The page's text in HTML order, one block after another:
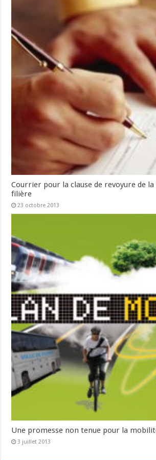
Courrier pour la clause de revoyure de
filière
23 octobre 2013
Une promesse non tenue pour la
3 juillet 2013